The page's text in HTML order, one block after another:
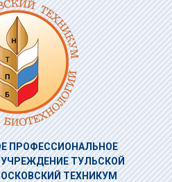
ПРОФЕССИОНАЛЬНОЕ
УЧРЕЖДЕНИЕТУЛЬСКОЙ
ТЕХНИКУМ